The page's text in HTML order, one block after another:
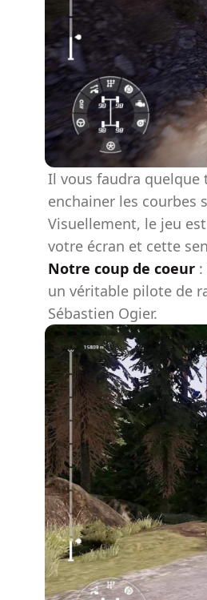
Il vous faudra quelque
enchainer les courbes
Visuellement, le jeu
votre écran et cette
Notre coup de coeur
un véritable pilote de
Sébastien Ogier.